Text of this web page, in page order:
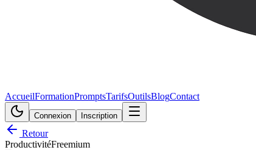
AccueilFormationPromptsTarifsOutilsBlogContact
Connexion Inscription
Retour
ProductivitéFreemium